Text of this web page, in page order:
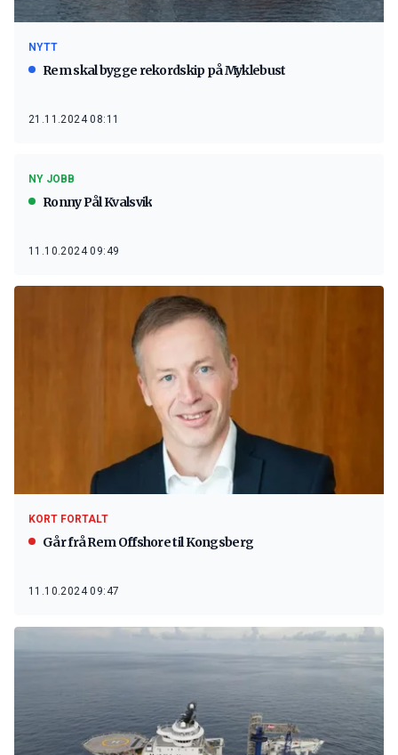
NYTT
Rem skal bygge rekordskip på Myklebust
21.11.2024 08:11
NY JOBB
Ronny Pål Kvalsvik
11.10.2024 09:49
KORT FORTALT
Går frå Rem Offshore til Kongsberg
11.10.2024 09:47